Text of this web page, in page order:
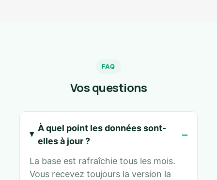
FAQ
Vos questions
À quel point les données sont-
elles à jour ?
La base est rafraîchie tous les mois.
Vous recevez toujours la version la